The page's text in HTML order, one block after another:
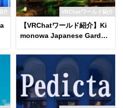
介 VRChatワールド紹介
【VRChatワールド紹介】Ki
monowa Japanese Garden